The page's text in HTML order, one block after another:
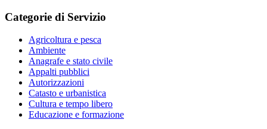
Categorie di Servizio
Agricoltura e pesca
Ambiente
Anagrafe e stato civile
Appalti pubblici
Autorizzazioni
Catasto e urbanistica
Cultura e tempo libero
Educazione e formazione